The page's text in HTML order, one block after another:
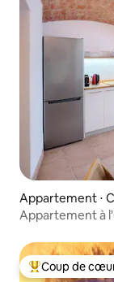
Appartement ⋅
Appartement à
Coups de cœur
Coup de